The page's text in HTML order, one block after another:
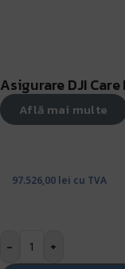
Asigurare DJI
Află mai multe
97.526,00 lei cu TVA
-
+